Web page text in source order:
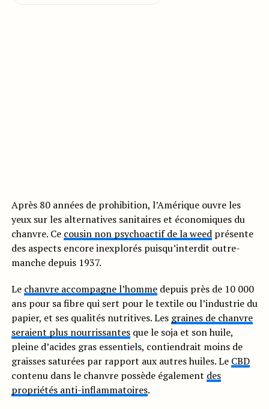
Après 80 années de prohibition, l’Amérique ouvre les
yeux sur les alternatives sanitaires et économiques du
chanvre. Ce cousin non psychoactif de la weedprésente
des aspects encore inexplorés puisqu’interdit outre-
manche depuis 1937.
Le chanvre accompagne l’hommedepuis près de 10 000
ans pour sa fibre qui sert pour le textile ou l’industrie du
papier, et ses qualités nutritives. Les graines de chanvre
seraient plus nourrissantesque le soja et son huile,
pleine d’acides gras essentiels, contiendrait moins de
graisses saturées par rapport aux autres huiles. Le CBD
contenu dans le chanvre possède également des
propriétés anti-inflammatoires.